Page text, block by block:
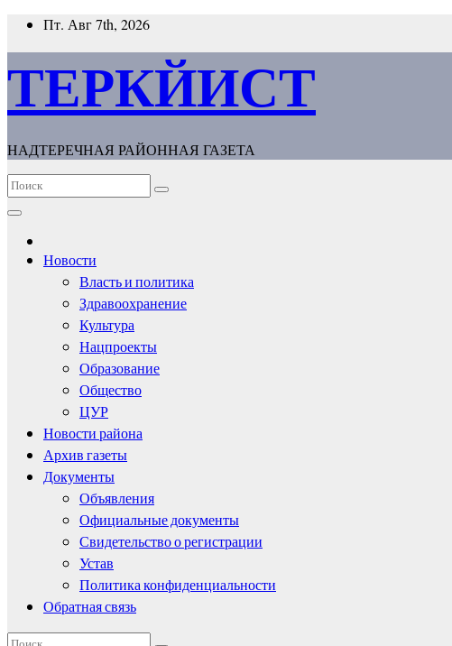
ПерейтиПт. Авг 7th, 2026
ТЕРКЙИСТ
НАДТЕРЕЧНАЯ РАЙОННАЯ ГАЗЕТА
Новости
Власть и политика
Здравоохранение
Культура
Нацпроекты
Образование
Общество
ЦУР
Новости района
Архив газеты
Документы
Объявления
Официальные документы
Свидетельство о регистрации
Устав
Политика конфиденциальности
Обратная связь